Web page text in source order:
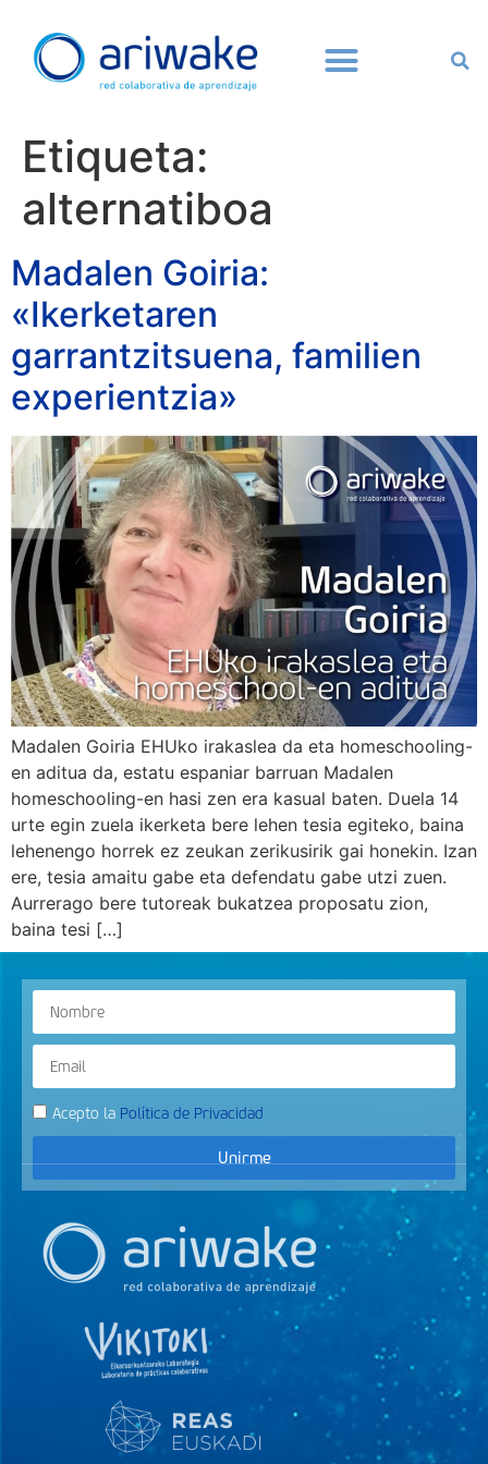
Etiqueta:
alternatiboa
Madalen Goiria:
«Ikerketaren
garrantzitsuena, familien
experientzia»
Madalen Goiria EHUko irakaslea da eta homeschooling-
en aditua da, estatu espaniar barruan Madalen
homeschooling-en hasi zen era kasual baten. Duela 14
urte egin zuela ikerketa bere lehen tesia egiteko, baina
lehenengo horrek ez zeukan zerikusirik gai honekin. Izan
ere, tesia amaitu gabe eta defendatu gabe utzi zuen.
Aurrerago bere tutoreak bukatzea proposatu zion,
baina tesi […]
Acepto la Política de Privacidad
Unirme